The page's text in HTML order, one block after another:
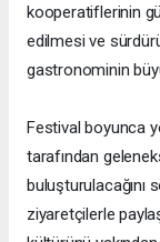
kooperatiflerinin
edilmesi ve
gastronominin
Festival boyunca
tarafından
buluşturulacağını
ziyaretçilerle